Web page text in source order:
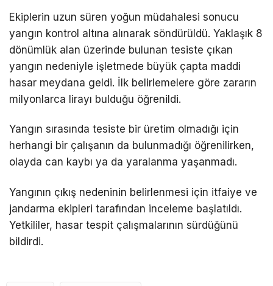
Ekiplerin uzun süren yoğun müdahalesi sonucu
yangın kontrol altına alınarak söndürüldü. Yaklaşık 8
dönümlük alan üzerinde bulunan tesiste çıkan
yangın nedeniyle işletmede büyük çapta maddi
hasar meydana geldi. İlk belirlemelere göre zararın
milyonlarca lirayı bulduğu öğrenildi.
Yangın sırasında tesiste bir üretim olmadığı için
herhangi bir çalışanın da bulunmadığı öğrenilirken,
olayda can kaybı ya da yaralanma yaşanmadı.
Yangının çıkış nedeninin belirlenmesi için itfaiye ve
jandarma ekipleri tarafından inceleme başlatıldı.
Yetkililer, hasar tespit çalışmalarının sürdüğünü
bildirdi.